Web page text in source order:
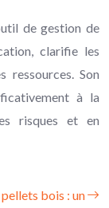
de gestion de
clarifie les
ressources. Son
à la
risques et en
pellets bois : un